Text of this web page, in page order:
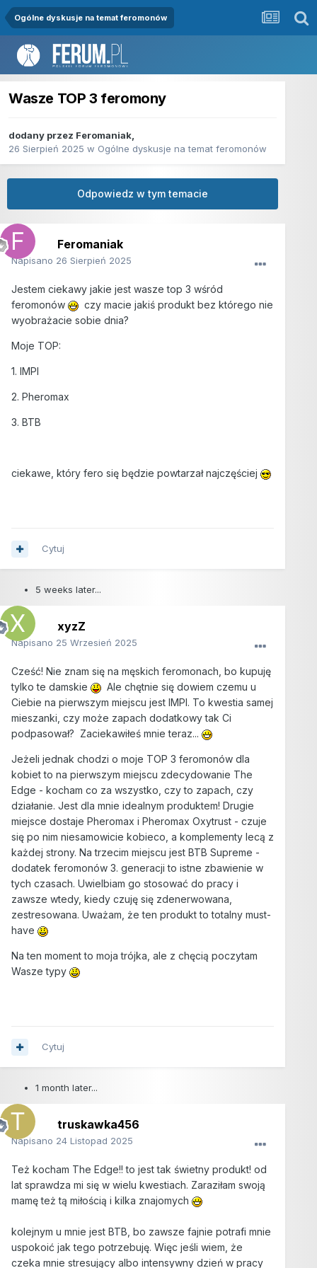
Ogólne dyskusje na temat feromonów
Wasze TOP 3 feromony
dodany przez Feromaniak,
26 Sierpień 2025 w Ogólne dyskusje na temat feromonów
Odpowiedz w tym temacie
Feromaniak
Napisano 26 Sierpień 2025
Jestem ciekawy jakie jest wasze top 3 wśród
feromonów
czy macie jakiś produkt bez którego nie
wyobrażacie sobie dnia?
Moje TOP:
1. IMPI
2. Pheromax
3. BTB
ciekawe, który fero się będzie powtarzał najczęściej
Cytuj
5 weeks later...
xyzZ
Napisano 25 Wrzesień 2025
Cześć! Nie znam się na męskich feromonach, bo kupuję
tylko te damskie
Ale chętnie się dowiem czemu u
Ciebie na pierwszym miejscu jest IMPI. To kwestia samej
mieszanki, czy może zapach dodatkowy tak Ci
podpasował? Zaciekawiłeś mnie teraz...
Jeżeli jednak chodzi o moje TOP 3 feromonów dla
kobiet to na pierwszym miejscu zdecydowanie The
Edge - kocham co za wszystko, czy to zapach, czy
działanie. Jest dla mnie idealnym produktem! Drugie
miejsce dostaje Pheromax i Pheromax Oxytrust - czuje
się po nim niesamowicie kobieco, a komplementy lecą z
każdej strony. Na trzecim miejscu jest BTB Supreme -
dodatek feromonów 3. generacji to istne zbawienie w
tych czasach. Uwielbiam go stosować do pracy i
zawsze wtedy, kiedy czuję się zdenerwowana,
zestresowana. Uważam, że ten produkt to totalny must-
have
Na ten moment to moja trójka, ale z chęcią poczytam
Wasze typy
Cytuj
1 month later...
truskawka456
Napisano 24 Listopad 2025
Też kocham The Edge!! to jest tak świetny produkt! od
lat sprawdza mi się w wielu kwestiach. Zaraziłam swoją
mamę też tą miłością i kilka znajomych
kolejnym u mnie jest BTB, bo zawsze fajnie potrafi mnie
uspokoić jak tego potrzebuję. Więc jeśli wiem, że
czeka mnie stresujący albo intensywny dzień w pracy